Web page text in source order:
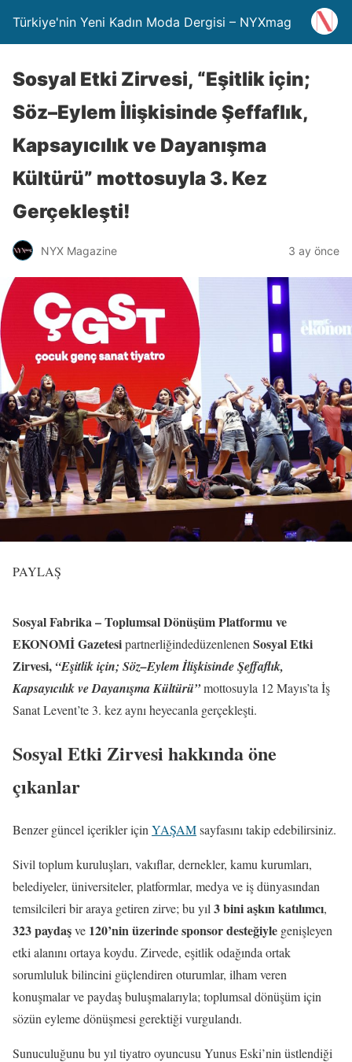
Türkiye'nin Yeni Kadın Moda Dergisi – NYXmag
Sosyal Etki Zirvesi, “Eşitlik için;
Söz–Eylem İlişkisinde Şeffaflık,
Kapsayıcılık ve Dayanışma
Kültürü” mottosuyla 3. Kez
Gerçekleşti!
NYX Magazine 3 ay önce
PAYLAŞ
Sosyal Fabrika – Toplumsal Dönüşüm Platformu ve
EKONOMİ Gazetesipartnerliğindedüzenlenen Sosyal Etki
Zirvesi, “Eşitlik için; Söz–Eylem İlişkisinde Şeffaflık,
Kapsayıcılık ve Dayanışma Kültürü”mottosuyla 12 Mayıs’ta İş
Sanat Levent’te 3. kez aynı heyecanla gerçekleşti.
Sosyal Etki Zirvesi hakkında öne
çıkanlar
Benzer güncel içerikler için YAŞAMsayfasını takip edebilirsiniz.
Sivil toplum kuruluşları, vakıflar, dernekler, kamu kurumları,
belediyeler, üniversiteler, platformlar, medya ve iş dünyasından
temsilcileri bir araya getiren zirve; bu yıl 3 bini aşkın katılımcı,
323 paydaşve 120’nin üzerinde sponsor desteğiyle genişleyen
etki alanını ortaya koydu. Zirvede, eşitlik odağında ortak
sorumluluk bilincini güçlendiren oturumlar, ilham veren
konuşmalar ve paydaş buluşmalarıyla; toplumsal dönüşüm için
sözün eyleme dönüşmesi gerektiği vurgulandı.
Sunuculuğunu bu yıl tiyatro oyuncusu Yunus Eski’nin üstlendiği